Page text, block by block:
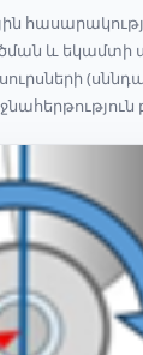
և եկամտի